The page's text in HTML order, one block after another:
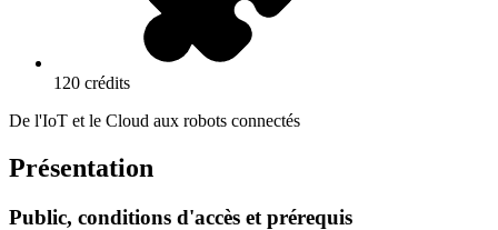
120 crédits
De l'IoT et le Cloud aux robots connectés
Présentation
Public, conditions d'accès et prérequis